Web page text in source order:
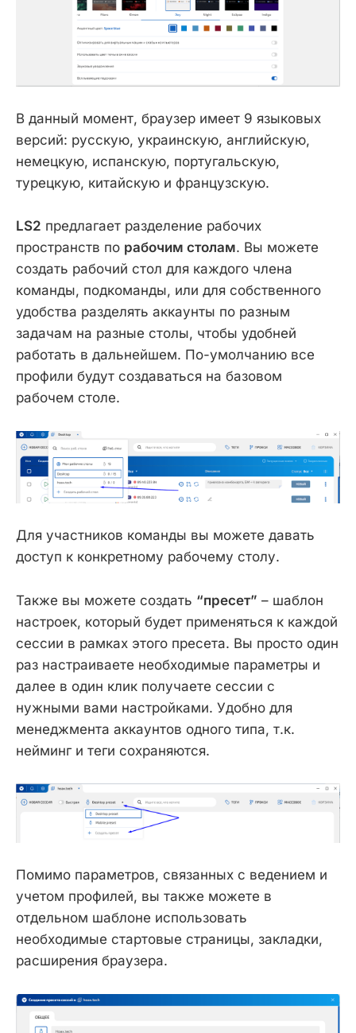
В данный момент, браузер имеет 9 языковых
версий: русскую, украинскую, английскую,
немецкую, испанскую, португальскую,
турецкую, китайскую и французскую.
LS2 предлагает разделение рабочих
пространств по рабочим столам. Вы можете
создать рабочий стол для каждого члена
команды, подкоманды, или для собственного
удобства разделять аккаунты по разным
задачам на разные столы, чтобы удобней
работать в дальнейшем. По-умолчанию все
профили будут создаваться на базовом
рабочем столе.
Для участников команды вы можете давать
доступ к конкретному рабочему столу.
Также вы можете создать “пресет” – шаблон
настроек, который будет применяться к каждой
сессии в рамках этого пресета. Вы просто один
раз настраиваете необходимые параметры и
далее в один клик получаете сессии с
нужными вами настройками. Удобно для
менеджмента аккаунтов одного типа, т.к.
нейминг и теги сохраняются.
Помимо параметров, связанных с ведением и
учетом профилей, вы также можете в
отдельном шаблоне использовать
необходимые стартовые страницы, закладки,
расширения браузера.